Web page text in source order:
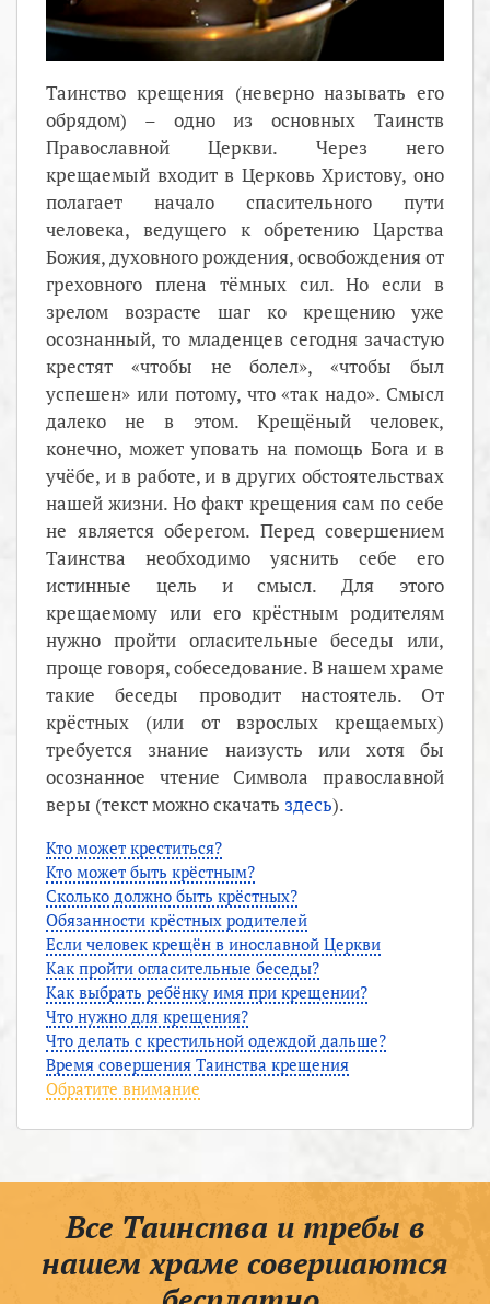
Таинство крещения (неверно называть его
обрядом) – одно из основных Таинств
Православной Церкви. Через него
крещаемый входит в Церковь Христову, оно
полагает начало спасительного пути
человека, ведущего к обретению Царства
Божия, духовного рождения, освобождения от
греховного плена тёмных сил. Но если в
зрелом возрасте шаг ко крещению уже
осознанный, то младенцев сегодня зачастую
крестят «чтобы не болел», «чтобы был
успешен» или потому, что «так надо». Смысл
далеко не в этом. Крещёный человек,
конечно, может уповать на помощь Бога и в
учёбе, и в работе, и в других обстоятельствах
нашей жизни. Но факт крещения сам по себе
не является оберегом. Перед совершением
Таинства необходимо уяснить себе его
истинные цель и смысл. Для этого
крещаемому или его крёстным родителям
нужно пройти огласительные беседы или,
проще говоря, собеседование. В нашем храме
такие беседы проводит настоятель. От
крёстных (или от взрослых крещаемых)
требуется знание наизусть или хотя бы
осознанное чтение Символа православной
веры (текст можно скачать здесь).
Кто может креститься?
Кто может быть крёстным?
Сколько должно быть крёстных?
Обязанности крёстных родителей
Если человек крещён в инославной Церкви
Как пройти огласительные беседы?
Как выбрать ребёнку имя при крещении?
Что нужно для крещения?
Что делать с крестильной одеждой дальше?
Время совершения Таинства крещения
Обратите внимание
Все Таинства и требы в
нашем храме совершаются